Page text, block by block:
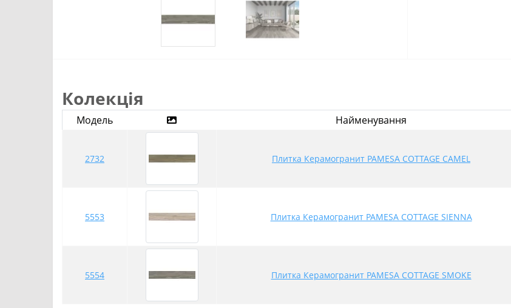
Колекція
Модель Найменування
2732 Плитка Керамогранит PAMESA COTTAGE CAMEL
5553 Плитка Керамогранит PAMESA COTTAGE SIENNA
5554 Плитка Керамогранит PAMESA COTTAGE SMOKE